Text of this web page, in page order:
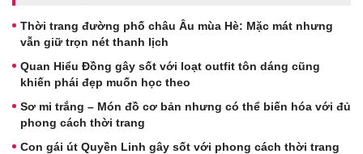
Thời trang đường phố châu Âu mùa Hè: Mặc mát nhưng
vẫn giữ trọn nét thanh lịch
Quan Hiểu Đồng gây sốt với loạt outfit tôn dáng cũng
khiến phái đẹp muốn học theo
Sơ mi trắng – Món đồ cơ bản nhưng có thể biến hóa với đủ
phong cách thời trang
Con gái út Quyền Linh gây sốt với phong cách thời trang